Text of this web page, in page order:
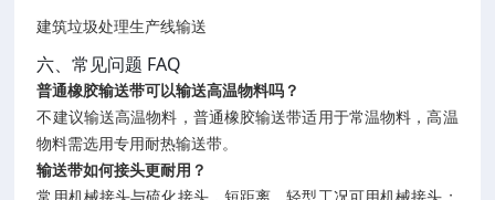
建筑垃圾处理生产线输送
六、常见问题 FAQ
普通橡胶输送带可以输送高温物料吗？
不建议输送高温物料，普通橡胶输送带适用于常温物料，高温
物料需选用专用耐热输送带。
输送带如何接头更耐用？